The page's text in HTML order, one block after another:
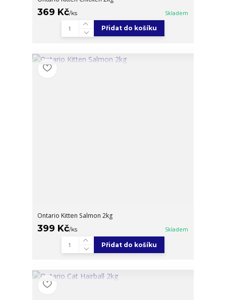
369 Kč/ks Skladem
Přidat do košíku
Ontario Kitten Salmon 2kg
399 Kč/ks Skladem
Přidat do košíku